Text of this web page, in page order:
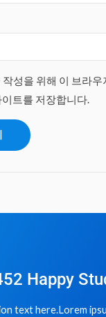
작성을 위해 이 브라우
트를 저장합니다.
Happy
text here.Lorem